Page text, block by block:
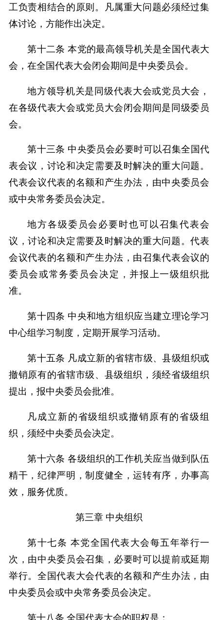
工负责相结合的原则。凡属重大问题必须经过集
体讨论，方能作出决定。
第十二条 本党的最高领导机关是全国代表大
会，在全国代表大会闭会期间是中央委员会。
地方领导机关是同级代表大会或党员大会，
在各级代表大会或党员大会闭会期间是同级委员
会。
第十三条 中央委员会必要时可以召集全国代
表会议，讨论和决定需要及时解决的重大问题。
代表会议代表的名额和产生办法，由中央委员会
或中央常务委员会决定。
地方各级委员会必要时也可以召集代表会
议，讨论和决定需要及时解决的重大问题。代表
会议代表的名额和产生办法，由召集代表会议的
委员会或常务委员会决定，并报上一级组织批
准。
第十四条 中央和地方组织应当建立理论学习
中心组学习制度，定期开展学习活动。
第十五条 凡成立新的省辖市级、县级组织或
撤销原有的省辖市级、县级组织，须经省级组织
提出，报中央委员会批准。
凡成立新的省级组织或撤销原有的省级组
织，须经中央委员会决定。
第十六条 各级组织的工作机关应当做到队伍
精干，纪律严明，制度健全，运转有序，办事高
效，服务优质。
第三章 中央组织
第十七条 本党全国代表大会每五年举行一
次，由中央委员会召集，必要时可以提前或延期
举行。全国代表大会代表的名额和产生办法，由
中央委员会或中央常务委员会决定。
第十八条 全国代表大会的职权是：